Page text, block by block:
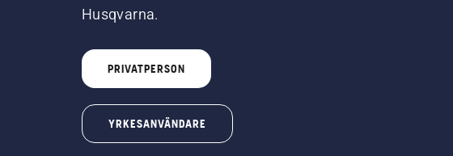
Husqvarna.
PRIVATPERSON
YRKESANVÄNDARE